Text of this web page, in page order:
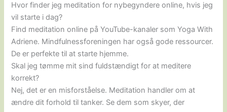
Hvor finder jeg meditation for nybegyndere online, hvis jeg
vil starte i dag?
Find meditation online på YouTube-kanaler som Yoga With
Adriene. Mindfulnessforeningen har også gode ressourcer.
De er perfekte til at starte hjemme.
Skal jeg tømme mit sind fuldstændigt for at meditere
korrekt?
Nej, det er en misforståelse. Meditation handler om at
ændre dit forhold til tanker. Se dem som skyer, der